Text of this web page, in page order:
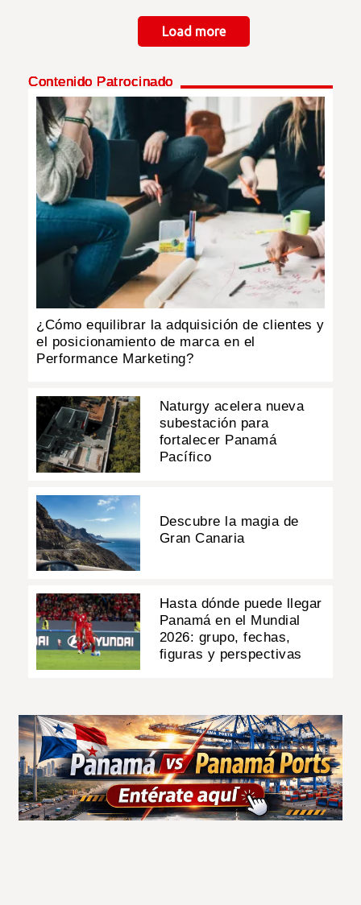
Load more
Contenido Patrocinado
¿Cómo equilibrar la adquisición de clientes y
el posicionamiento de marca en el
Performance Marketing?
Naturgy acelera nueva
subestación para
fortalecer Panamá
Pacífico
Descubre la magia de
Gran Canaria
Hasta dónde puede llegar
Panamá en el Mundial
2026: grupo, fechas,
figuras y perspectivas